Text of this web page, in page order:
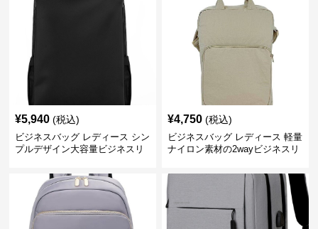
¥5,940 (税込)
ビジネスバッグ レディース シン
プルデザイン大容量ビジネスリ
¥4,750 (税込)
ビジネスバッグ レディース 軽量
ナイロン素材の2wayビジネスリ